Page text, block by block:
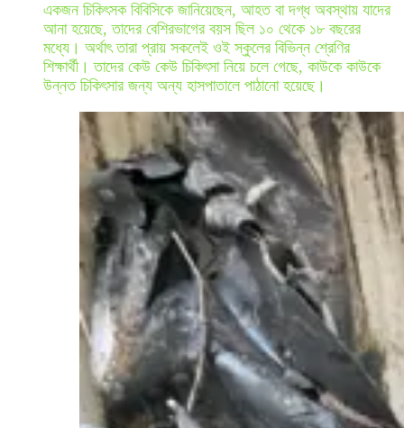
একজন চিকিৎসক বিবিসিকে জানিয়েছেন, আহত বা দগ্ধ অবস্থায় যাদের
আনা হয়েছে, তাদের বেশিরভাগের বয়স ছিল ১০ থেকে ১৮ বছরের
মধ্যে। অর্থাৎ তারা প্রায় সকলেই ওই স্কুলের বিভিন্ন শ্রেণির
শিক্ষার্থী। তাদের কেউ কেউ চিকিৎসা নিয়ে চলে গেছে, কাউকে কাউকে
উন্নত চিকিৎসার জন্য অন্য হাসপাতালে পাঠানো হয়েছে।